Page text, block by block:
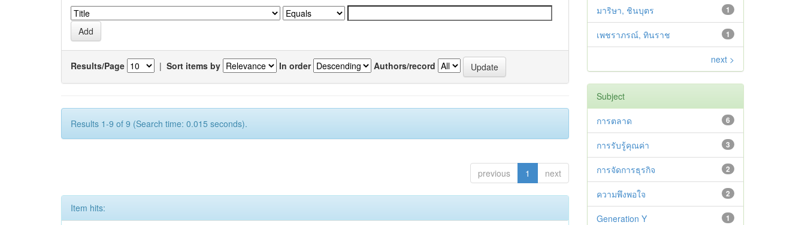
Results/Page | Sort items by In order Authors/record
Results 1-9 of 9 (Search time: 0.015 seconds).
previous 1 next
Item hits:
1
มาริษา, ชินบุตร
1
เพชราภรณ์, ทินราช
next >
Subject
6
การตลาด
3
การรับรู้คุณค่า
2
การจัดการธุรกิจ
2
ความพึงพอใจ
1
Generation Y